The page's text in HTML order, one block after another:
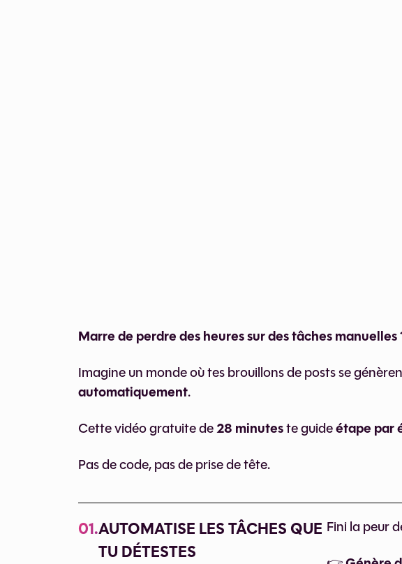
Marre de perdre des heures sur des tâches manuelles
Imagine un monde où tes brouillons de posts se
automatiquement.
Cette vidéo gratuite de28 minuteste guideétape par
Pas de code, pas de prise de tête.
01.AUTOMATISE LES TÂCHES QUE
TU DÉTESTES
Fini la peur